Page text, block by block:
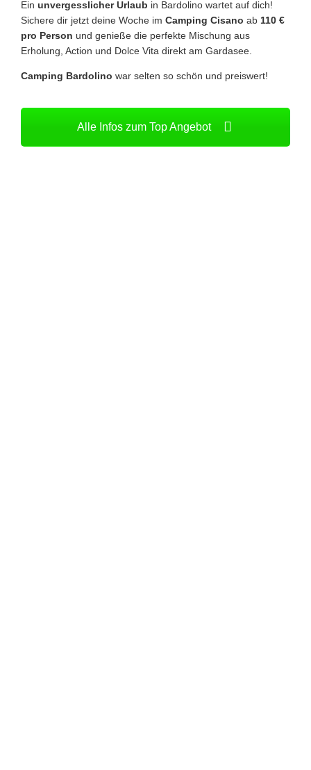
Ein unvergesslicher Urlaub in Bardolino wartet auf dich!
Sichere dir jetzt deine Woche im Camping Cisano ab 110 €
pro Person und genieße die perfekte Mischung aus
Erholung, Action und Dolce Vita direkt am Gardasee.
Camping Bardolino war selten so schön und preiswert!
Alle Infos zum Top Angebot